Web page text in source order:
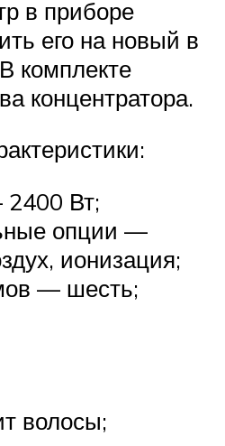
в приборе
его на новый в
комплекте
концентратора.
Вт;
опции —
ионизация;
— шесть;
волосы;